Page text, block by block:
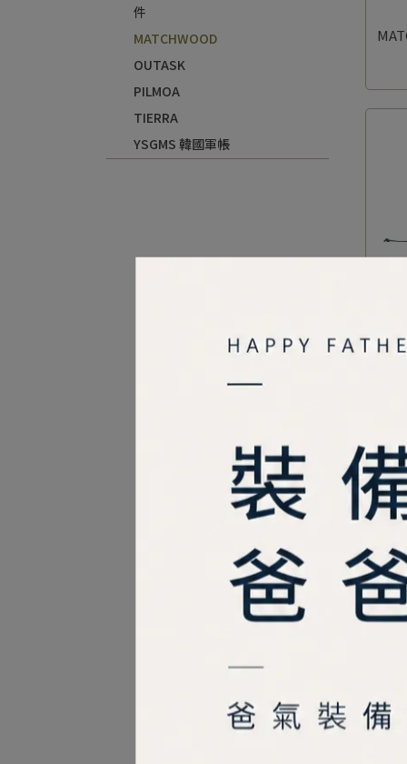
件
MATCHWOOD
OUTASK
PILMOA
TIERRA
YSGMS 韓國軍帳